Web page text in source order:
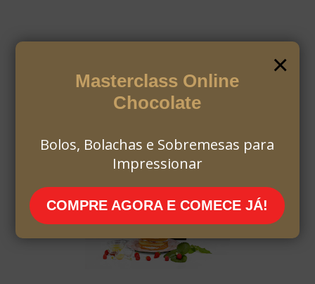
×
Masterclass Online
Chocolate
Bolos, Bolachas e Sobremesas para
Impressionar
COMPRE AGORA E COMECE JÁ!